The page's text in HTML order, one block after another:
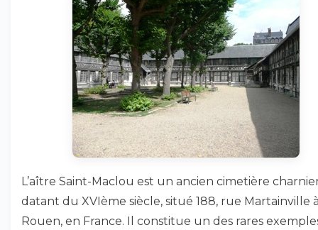
L’aître Saint-Maclou est un ancien cimetière
datant du XVIème siècle, situé 188, rue Martainville
Rouen, en France. Il constitue un des rares